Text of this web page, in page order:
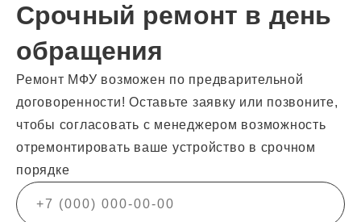
Срочный ремонт в день
обращения
Ремонт МФУ возможен по предварительной
договоренности! Оставьте заявку или позвоните,
чтобы согласовать с менеджером возможность
отремонтировать ваше устройство в срочном
порядке